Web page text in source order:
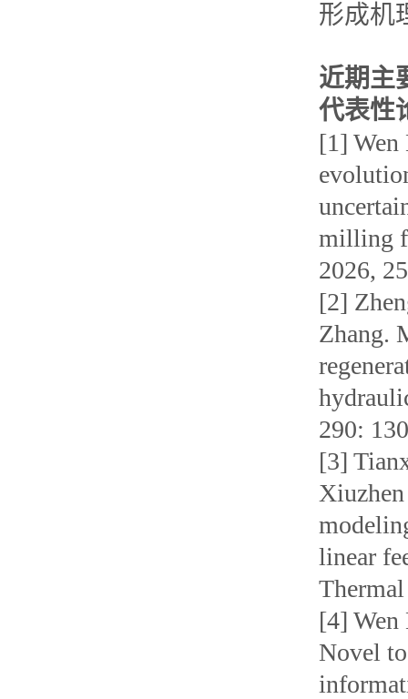
形成机
近期主
代表性
[1] Wen
milling
2026,
[2]
Zhang.
290:
[3]
linear
[4] Wen
Novel